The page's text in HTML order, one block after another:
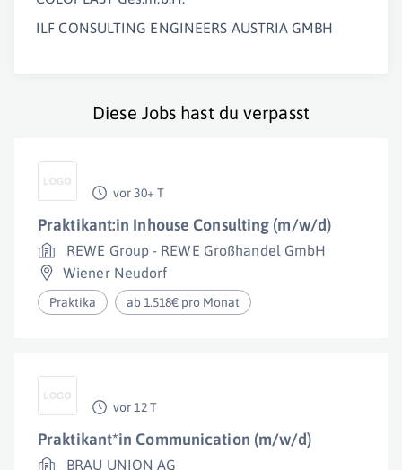
ILF CONSULTING ENGINEERS AUSTRIA GMBH
Diese Jobs hast du verpasst
vor 30+ T
Praktikant:in Inhouse Consulting (m/w/d)
REWE Group - REWE Großhandel GmbH
Wiener Neudorf
Praktika ab 1.518€ pro Monat
vor 12 T
Praktikant*in Communication (m/w/d)
BRAU UNION AG